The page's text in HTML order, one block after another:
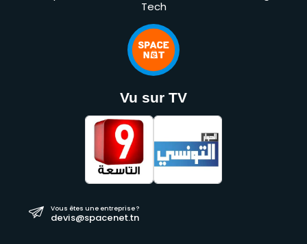
Tech
Vu sur TV
Vous êtes une entreprise ?
devis@spacenet.tn